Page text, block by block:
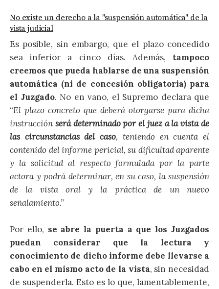
No existe un derecho a la "suspensión automática" de la
vista judicial
Es posible, sin embargo, que el plazo concedido
sea inferior a cinco días. Además, tampoco
creemos que pueda hablarse de una suspensión
automática (ni de concesión obligatoria) para
el Juzgado. No en vano, el Supremo declara que
“El plazo concreto que deberá otorgarse para dicha
instrucción será determinado por el juez a la vista de
las circunstancias del caso, teniendo en cuenta el
contenido del informe pericial, su dificultad aparente
y la solicitud al respecto formulada por la parte
actora y podrá determinar, en su caso, la suspensión
de la vista oral y la práctica de un nuevo
señalamiento.”
Por ello, se abre la puerta a que los Juzgados
puedan considerar que la lectura y
conocimiento de dicho informe debe llevarse a
cabo en el mismo acto de la vista, sin necesidad
de suspenderla. Esto es lo que, lamentablemente,